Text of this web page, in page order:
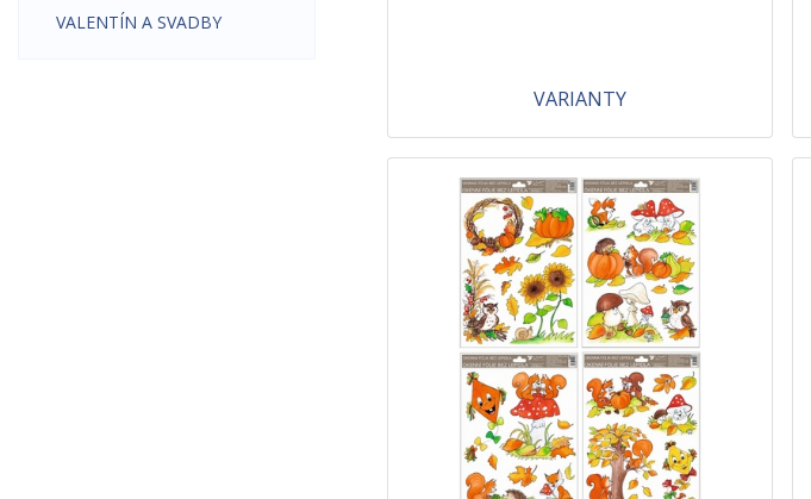
VALENTÍN A SVADBY
VARIANTY